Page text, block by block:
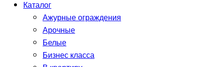
Каталог
Ажурные ограждения
Арочные
Белые
Бизнес класса